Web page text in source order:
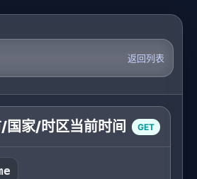
返回列表
国家/时区当前时间 GET